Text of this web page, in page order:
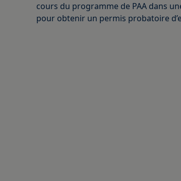
cours du programme de PAA dans
pour obtenir un permis probatoire